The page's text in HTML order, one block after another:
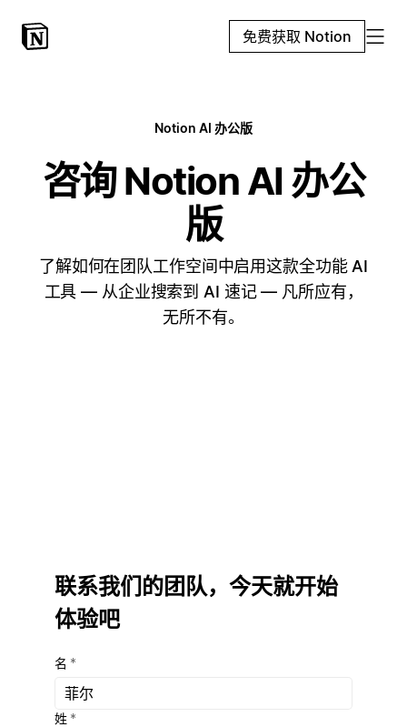
免费获取 Notion
Notion AI 办公版
咨询 Notion AI 办公
版
了解如何在团队工作空间中启用这款全功能 AI
工具 — 从企业搜索到 AI 速记 — 凡所应有，
无所不有。
联系我们的团队，今天就开始
体验吧
名 *
姓 *